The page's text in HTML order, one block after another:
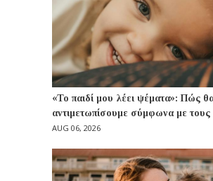
«Το παιδί μου λέει ψέματα»: Πώς
αντιμετωπίσουμε σύμφωνα με τους
AUG 06, 2026